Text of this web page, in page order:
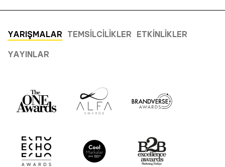
YARIŞMALAR TEMSILCILIKLER ETKINLIKLER
YAYINLAR